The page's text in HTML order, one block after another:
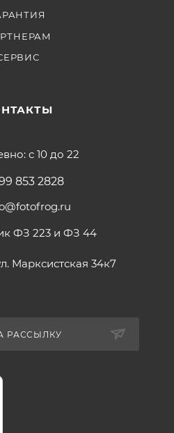
с 10 до 22
853 2828
ФЗ 223 и ФЗ 44
Марксистская 34к7
РАССЫЛКУ